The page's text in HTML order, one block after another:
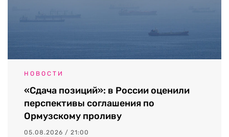
НОВОСТИ
«Сдача позиций»: в России оценили
перспективы соглашения по
Ормузскому проливу
05.08.2026 / 21:00